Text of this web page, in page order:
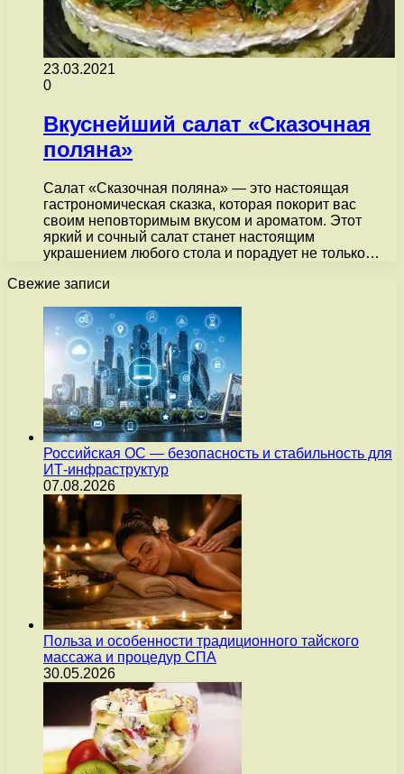
23.03.2021
0
Вкуснейший салат «Сказочная
поляна»
Салат «Cказочная поляна» — это настоящая
гастрономическая сказка, которая покорит вас
своим неповторимым вкусом и ароматом. Этот
яркий и сочный салат станет настоящим
украшением любого стола и порадует не только…
Свежие записи
Российская ОС — безопасность и стабильность для
ИТ-инфраструктур
07.08.2026
Польза и особенности традиционного тайского
массажа и процедур СПА
30.05.2026